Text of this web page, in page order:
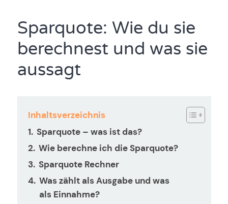
Sparquote: Wie du sie
berechnest und was sie
aussagt
Inhaltsverzeichnis
Sparquote – was ist das?
Wie berechne ich die Sparquote?
Sparquote Rechner
Was zählt als Ausgabe und was
als Einnahme?